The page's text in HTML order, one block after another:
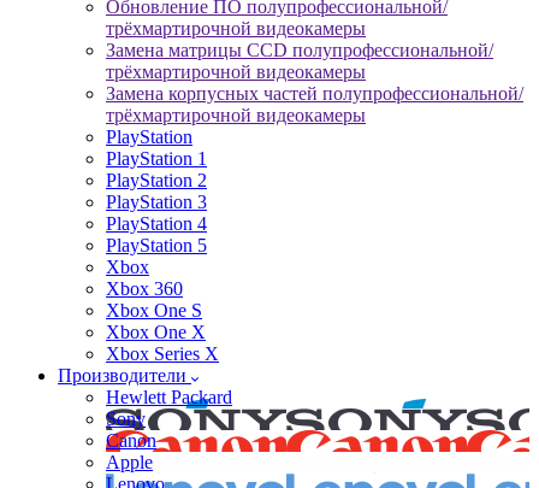
Обновление ПО полупрофессиональной/
трёхмартирочной видеокамеры
Замена матрицы CCD полупрофессиональной/
трёхмартирочной видеокамеры
Замена корпусных частей полупрофессиональной/
трёхмартирочной видеокамеры
PlayStation
PlayStation 1
PlayStation 2
PlayStation 3
PlayStation 4
PlayStation 5
Xbox
Xbox 360
Xbox One S
Xbox One X
Xbox Series X
Производители
Hewlett Packard
Sony
Canon
Apple
Lenovo